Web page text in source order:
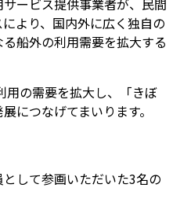
より、国内外に広く独自の
船外の利用需要を拡大する
用の需要を拡大し、「きぼ
につなげてまいります。
して参画いただいた3名の